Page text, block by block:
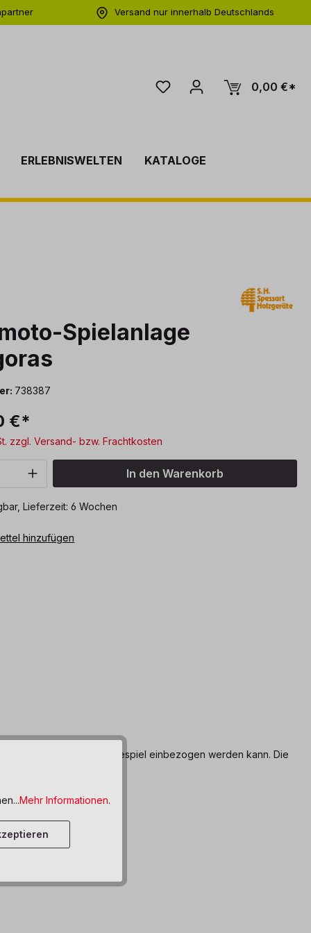
Versand nur innerhalb Deutschlands
0,00 €*
ERLEBNISWELTEN KATALOGE
Spielanlage
738387
€*
zzgl. Versand- bzw. Frachtkosten
Gib den gewünschten Wert
In den Warenkorb
Lieferzeit: 6 Wochen
hinzufügen
welches in ein Fantasiespiel einbezogen werden kann. Die
Mehr Informationen.